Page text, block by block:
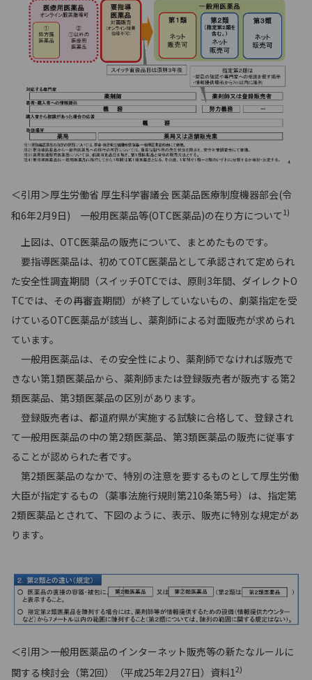
＜引用＞厚生労働省 厚生科学審議会 医薬品医療制度機器部会(令
和6年2月9日) 一般用医薬品等(OTC医薬品)の在り方について1)
上図は、OTC医薬品の販売について、まとめたものです。
要指導医薬品は、初めてOTC医薬品として承認されて定められ
た安全性調査期間（スイッチOTCでは、原則3年間、ダイレクトO
TCでは、その再審査期間）が終了していないもの、劇薬指定を受
けているOTC医薬品が該当し、薬剤師による対面販売が求められ
ています。
一般用医薬品は、その安全性により、薬剤師でなければ販売で
きない第1類医薬品から、薬剤師または登録販売者が販売する第2
類医薬品、第3類医薬品の区別があります。
登録販売者は、都道府県が実施する試験に合格して、登録され
て一般用医薬品の中の第2類医薬品、第3類医薬品の販売に従事す
ることが認められた者です。
第2類医薬品のなかで、特別の注意を要するものとして厚生労働
大臣が指定するもの（薬事法施行規則第210条第5号）は、指定第
2類医薬品とされて、下図のように、表示、販売に特別な規定があ
ります。
＜引用＞一般用医薬品のインターネット販売等の新たなルールに
関する検討会（第2回）（平成25年2月27日）資料12)